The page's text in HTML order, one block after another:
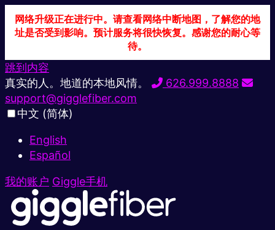
网络升级正在进行中。请查看网络中断地图，了解您的地
址是否受到影响。预计服务将很快恢复。感谢您的耐心等
待。
跳到内容
真实的人。地道的本地风情。
626.999.8888
support@gigglefiber.com
中文 (简体)
English
Español
我的账户 Giggle手机